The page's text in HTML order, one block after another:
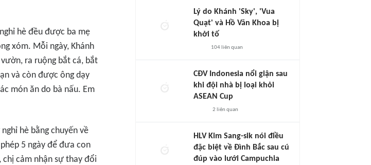
hè đều được ba mẹ
xóm. Mỗi ngày, Khánh
ra ruộng bắt cá, bắt
và còn được ông dạy
món ăn do bà nấu. Em
hè bằng chuyến về
5 ngày để đưa con
chị cảm nhận sự thay đổi
Lý do Khánh 'Sky', 'Vua
Quạt' và Hồ Văn Khoa bị
khởi tố
104liên quan
CĐV Indonesia nổi giận sau
khi đội nhà bị loại khỏi
ASEAN Cup
2 liên quan
HLV Kim Sang-sik nói điều
đặc biệt về Đình Bắc sau cú
đúp vào lưới Campuchia